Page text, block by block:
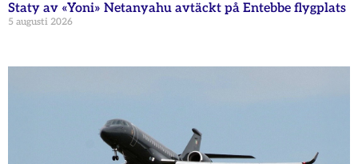
Staty av «Yoni» Netanyahu avtäckt på Entebbe flygplats
5 augusti 2026